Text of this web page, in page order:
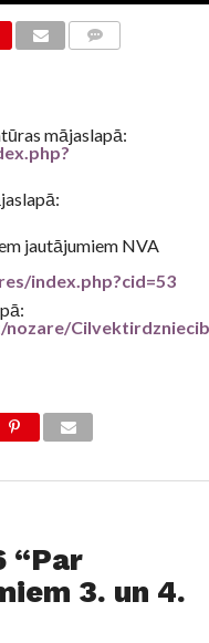
mājaslapā:
jautājumiem NVA
index.php?cid=53
“Par
3. un 4.